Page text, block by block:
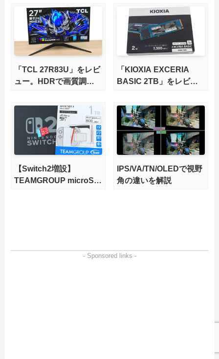
さらに高速にする完全版
X870Eマザーボードを徹
底検証
「TCL 27R83U」をレビ
ュー。HDRで画質調整
輝度も発揮！
「KIOXIA EXCERIA
BASIC 2TB」をレビュ
力、高性能、高コスパを
実現！
【Switch2増設】
TEAMGROUP microSD
IPS/VA/TN/OLEDで視野
角の違いを解説
- Sponsored links -